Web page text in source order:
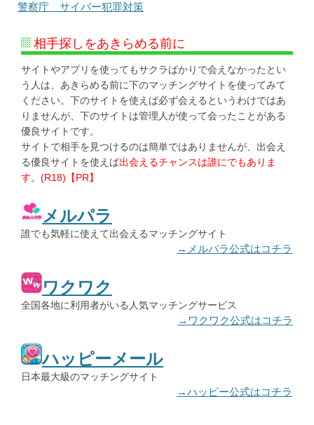
警察庁 サイバー犯罪対策
相手探しをあきらめる前に
サイトやアプリを使ってもサクラばかりで会えなかったとい
う人は、あきらめる前に下のマッチングサイトを使ってみて
ください。下のサイトを使えば必ず会えるというわけではあ
りませんが、下のサイトは管理人が使って会ったことがある
優良サイトです。
サイトで相手を見つけるのは簡単ではありませんが、出会え
る優良サイトを使えば出会えるチャンスは誰にでもありま
す。 (R18)【PR】
メルパラ
誰でも気軽に使えて出会えるマッチングサイト
→メルパラ公式はコチラ
ワクワク
全国各地に利用者がいる人気マッチングサービス
→ワクワク公式はコチラ
ハッピーメール
日本最大級のマッチングサイト
→ハッピー公式はコチラ